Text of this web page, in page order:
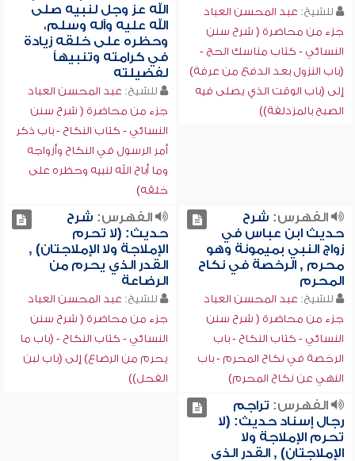
للشيخ: عبد المحسن العباد
جزء من محاضرة ( شرح سنن
النسائي - كتاب مناسك الحج -
(باب النزول بعد الدفع من عرفة)
إلى (باب الوقت الذي يصلى فيه
الصبح بالمزدلفة))
الله عز وجل لنبيه صلى
الله عليه وآله وسلم،
وحظره على خلقه زيادة
في كرامته وتنبيهاً
لفضيلته
للشيخ: عبد المحسن العباد
جزء من محاضرة ( شرح سنن
النسائي - كتاب النكاح - باب ذكر
أمر الرسول في النكاح وأزواجه
وما أباح الله لنبيه وحظره على
خلقه)
الفهرس: شرح
حديث ابن عباس في
زواج النبي بميمونة وهو
محرم , الرخصة في نكاح
المحرم
للشيخ: عبد المحسن العباد
جزء من محاضرة ( شرح سنن
النسائي - كتاب النكاح - باب
الرخصة في نكاح المحرم - باب
النهي عن نكاح المحرم)
الفهرس: شرح
حديث: (لا تحرم
الإملاجة ولا الإملاجتان) ,
القدر الذي يحرم من
الرضاعة
للشيخ: عبد المحسن العباد
جزء من محاضرة ( شرح سنن
النسائي - كتاب النكاح - (باب ما
يحرم من الرضاع) إلى (باب لبن
الفحل))
الفهرس: تراجم
رجال إسناد حديث: (لا
تحرم الإملاجة ولا
الإملاجتان) , القدر الذي